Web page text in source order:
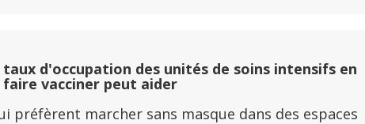
d'occupation des unités de soins intensifs en
vacciner peut aider
préfèrent marcher sans masque dans des espaces